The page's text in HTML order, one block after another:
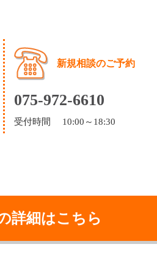
新規相談のご予約
075-972-6610
受付時間 10:00～18:30
詳細はこちら